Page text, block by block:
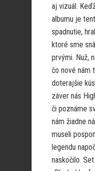
aj vizuál.
albumu je
spadnutie,
ktoré sme
prvými. Nuž,
čo nové nám
doterajšie
záver nás
či poznáme
nám žiadne
museli
legendu
naskočilo.